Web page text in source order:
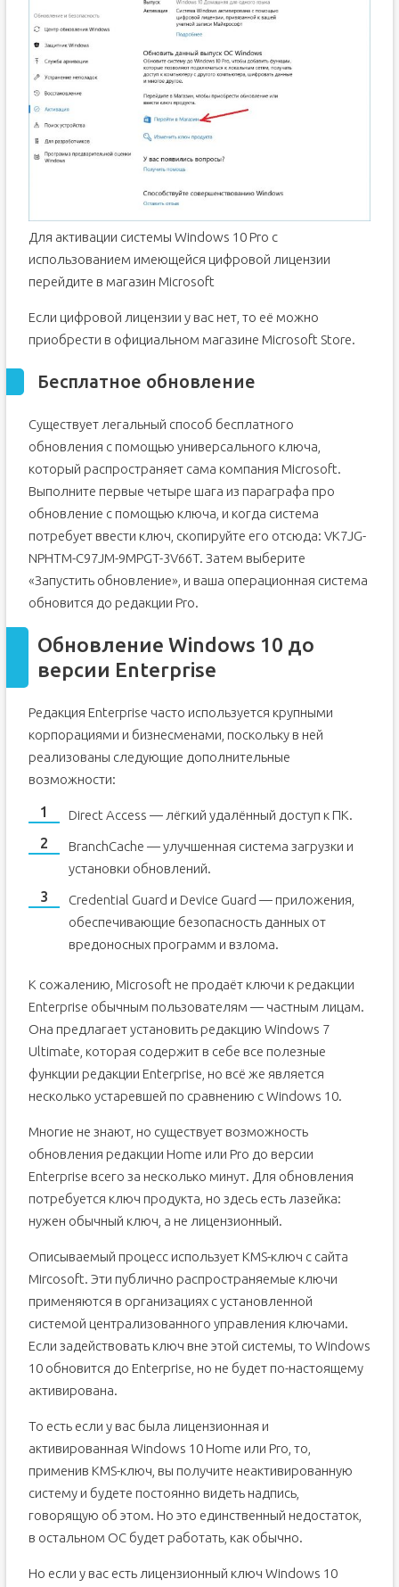
Для активации системы Windows 10 Pro с
использованием имеющейся цифровой лицензии
перейдите в магазин Microsoft
Если цифровой лицензии у вас нет, то её можно
приобрести в официальном магазине Microsoft Store.
Бесплатное обновление
Существует легальный способ бесплатного
обновления с помощью универсального ключа,
который распространяет сама компания Microsoft.
Выполните первые четыре шага из параграфа про
обновление с помощью ключа, и когда система
потребует ввести ключ, скопируйте его отсюда: VK7JG-
NPHTM-C97JM-9MPGT-3V66T. Затем выберите
«Запустить обновление», и ваша операционная система
обновится до редакции Pro.
Обновление Windows 10 до
версии Enterprise
Редакция Enterprise часто используется крупными
корпорациями и бизнесменами, поскольку в ней
реализованы следующие дополнительные
возможности:
Direct Access — лёгкий удалённый доступ к ПК.
BranchCache — улучшенная система загрузки и
установки обновлений.
Credential Guard и Device Guard — приложения,
обеспечивающие безопасность данных от
вредоносных программ и взлома.
К сожалению, Microsoft не продаёт ключи к редакции
Enterprise обычным пользователям — частным лицам.
Она предлагает установить редакцию Windows 7
Ultimate, которая содержит в себе все полезные
функции редакции Enterprise, но всё же является
несколько устаревшей по сравнению с Windows 10.
Многие не знают, но существует возможность
обновления редакции Home или Pro до версии
Enterprise всего за несколько минут. Для обновления
потребуется ключ продукта, но здесь есть лазейка:
нужен обычный ключ, а не лицензионный.
Описываемый процесс использует KMS-ключ с сайта
Mircosoft. Эти публично распространяемые ключи
применяются в организациях с установленной
системой централизованного управления ключами.
Если задействовать ключ вне этой системы, то Windows
10 обновится до Enterprise, но не будет по-настоящему
активирована.
То есть если у вас была лицензионная и
активированная Windows 10 Home или Pro, то,
применив KMS-ключ, вы получите неактивированную
систему и будете постоянно видеть надпись,
говорящую об этом. Но это единственный недостаток,
в остальном ОС будет работать, как обычно.
Но если у вас есть лицензионный ключ Windows 10